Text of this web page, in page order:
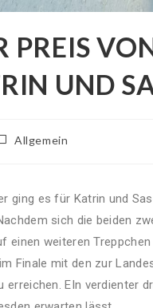
PREIS
UND
Allgemein
ging es für Katrin und
sich die beiden
einen weiteren
Finale mit den zur
erreichen. EIn verdienter